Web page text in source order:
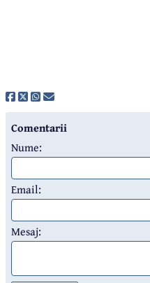
Comentarii
Nume:
Email:
Mesaj: